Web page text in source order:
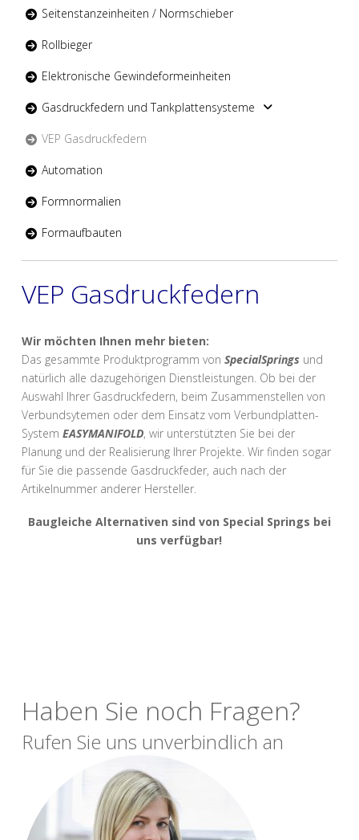
Seitenstanzeinheiten / Normschieber
Rollbieger
Elektronische Gewindeformeinheiten
Gasdruckfedern und Tankplattensysteme
VEP Gasdruckfedern
Automation
Formnormalien
Formaufbauten
VEP Gasdruckfedern
Wir möchten Ihnen mehr bieten:
Das gesammte Produktprogramm von SpecialSprings und
natürlich alle dazugehörigen Dienstleistungen. Ob bei der
Auswahl Ihrer Gasdruckfedern, beim Zusammenstellen von
Verbundsytemen oder dem Einsatz vom Verbundplatten-
System EASYMANIFOLD, wir unterstützten Sie bei der
Planung und der Realisierung Ihrer Projekte. Wir finden sogar
für Sie die passende Gasdruckfeder, auch nach der
Artikelnummer anderer Hersteller.
Baugleiche Alternativen sind von Special Springs bei
uns verfügbar!
Haben Sie noch Fragen?
Rufen Sie uns unverbindlich an